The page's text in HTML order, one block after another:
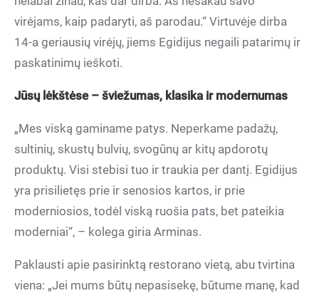
virėjams, kaip padaryti, aš parodau.“ Virtuvėje dirba
14-a geriausių virėjų, jiems Egidijus negaili patarimų ir
paskatinimų ieškoti.
Jūsų lėkštėse – šviežumas, klasika ir modernumas
„Mes viską gaminame patys. Neperkame padažų,
sultinių, skustų bulvių, svogūnų ar kitų apdorotų
produktų. Visi stebisi tuo ir traukia per dantį. Egidijus
yra prisilietęs prie ir senosios kartos, ir prie
moderniosios, todėl viską ruošia pats, bet pateikia
moderniai“, – kolega giria Arminas.
Paklausti apie pasirinktą restorano vietą, abu tvirtina
viena: „Jei mums būtų nepasisekę, būtume manę, kad